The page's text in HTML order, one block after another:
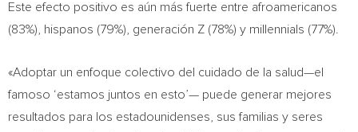
Este efecto positivo es aún más fuerte entre afroamericanos
(83%), hispanos (79%), generación Z (78%) y millennials (77%).
«Adoptar un enfoque colectivo del cuidado de la salud—el
famoso ‘estamos juntos en esto’— puede generar mejores
resultados para los estadounidenses, sus familias y seres